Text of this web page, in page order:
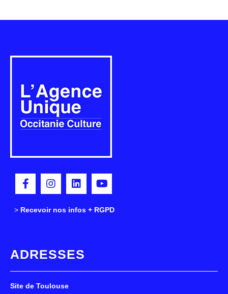
> Recevoir nos infos + RGPD
ADRESSES
Site de Toulouse